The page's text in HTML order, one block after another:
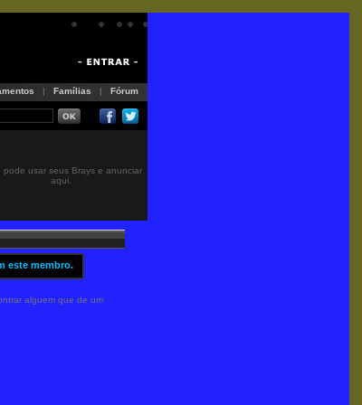
| Famílias | Fórum
pode usar seus Brays e anunciar
aqui.
este membro.
alguem que de um